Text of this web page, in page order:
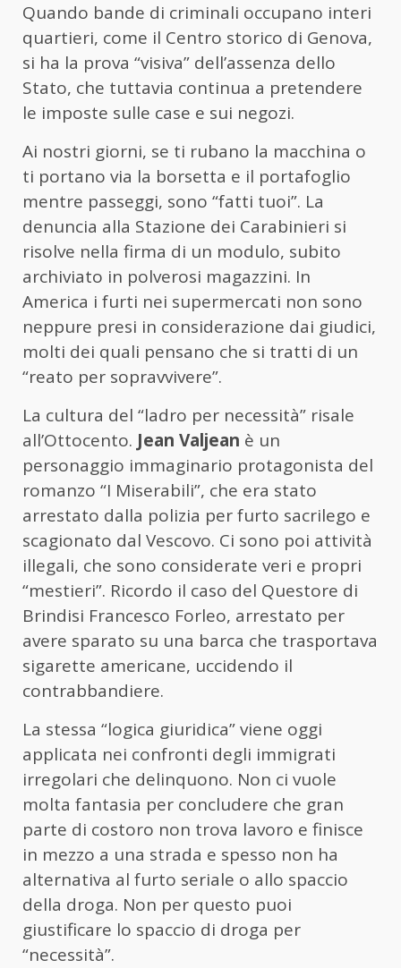
Quando bande di criminali occupano interi
quartieri, come il Centro storico di Genova,
si ha la prova “visiva” dell’assenza dello
Stato, che tuttavia continua a pretendere
le imposte sulle case e sui negozi.
Ai nostri giorni, se ti rubano la macchina o
ti portano via la borsetta e il portafoglio
mentre passeggi, sono “fatti tuoi”. La
denuncia alla Stazione dei Carabinieri si
risolve nella firma di un modulo, subito
archiviato in polverosi magazzini. In
America i furti nei supermercati non sono
neppure presi in considerazione dai giudici,
molti dei quali pensano che si tratti di un
“reato per sopravvivere”.
La cultura del “ladro per necessità” risale
all’Ottocento. Jean Valjean è un
personaggio immaginario protagonista del
romanzo “I Miserabili”, che era stato
arrestato dalla polizia per furto sacrilego e
scagionato dal Vescovo. Ci sono poi attività
illegali, che sono considerate veri e propri
“mestieri”. Ricordo il caso del Questore di
Brindisi Francesco Forleo, arrestato per
avere sparato su una barca che trasportava
sigarette americane, uccidendo il
contrabbandiere.
La stessa “logica giuridica” viene oggi
applicata nei confronti degli immigrati
irregolari che delinquono. Non ci vuole
molta fantasia per concludere che gran
parte di costoro non trova lavoro e finisce
in mezzo a una strada e spesso non ha
alternativa al furto seriale o allo spaccio
della droga. Non per questo puoi
giustificare lo spaccio di droga per
“necessità”.